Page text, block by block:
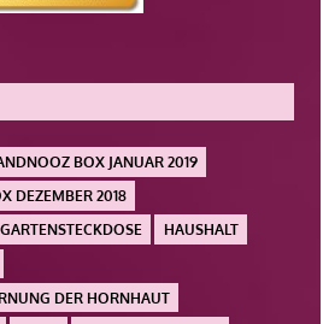
BOX JANUAR 2019
DEZEMBER 2018
GARTENSTECKDOSE
HAUSHALT
DER HORNHAUT